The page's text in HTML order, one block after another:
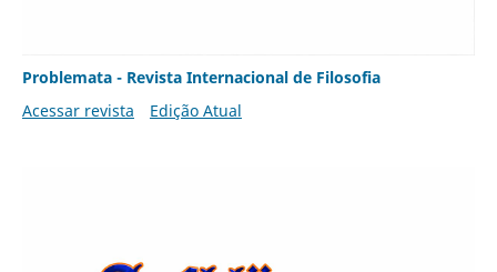
Problemata - Revista Internacional de Filosofia
Acessar revista
Edição Atual